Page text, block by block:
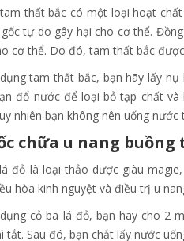
thất bắc có một loại hoạt
tự do gây hại cho cơ thể.
cơ thể. Do đó, tam thất bắc
tam thất bắc, bạn hãy lấy
đổ nước để loại bỏ tạp chất và
nhiên bạn không nên uống
chữa u nang
đỏ là loại thảo dược giàu
hòa kinh nguyệt và điều trị u
cỏ ba lá đỏ, bạn hãy cho 2
tắt. Sau đó, bạn chắt lấy nước